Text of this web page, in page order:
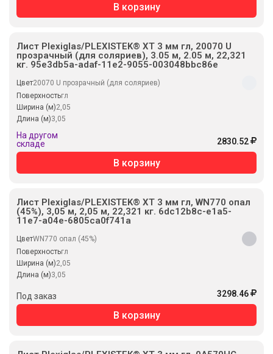
В корзину
Лист Plexiglas/PLEXISTEK® XT 3 мм гл, 20070 U
прозрачный (для соляриев), 3.05 м, 2.05 м, 22,321
кг. 95e3db5a-adaf-11e2-9055-003048bbc86e
Цвет20070 U прозрачный (для соляриев)
Поверхностьгл
Ширина (м)2,05
Длина (м)3,05
На другом
складе
2830.52
В корзину
Лист Plexiglas/PLEXISTEK® XT 3 мм гл, WN770 опал
(45%), 3,05 м, 2,05 м, 22,321 кг. 6dc12b8c-e1a5-
11e7-a04e-6805ca0f741a
ЦветWN770 опал (45%)
Поверхностьгл
Ширина (м)2,05
Длина (м)3,05
Под заказ 3298.46
В корзину